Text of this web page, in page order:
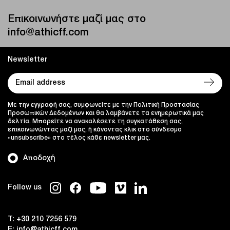
Επικοινωνήστε μαζί μας στο
info@athicff.com
Follow us
T: +30 210 7256 579
Newsletter
Αποδοχή
Με την εγγραφή σας, συμφωνείτε με την Πολιτική Προστασίας
Προσωπικών Δεδομένων και θα λαμβάνετε τα ενημερωτικά μας
δελτία. Μπορείτε να ανακαλέσετε τη συγκατάθεση σας,
επικοινωνώντας μαζί μας, ή κάνοντας κλικ στο σύνδεσμο
«unsubscribe» στο τέλος κάθε newsletter μας.